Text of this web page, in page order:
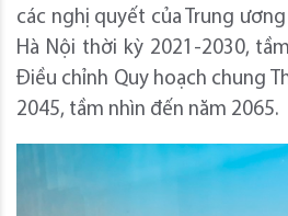
các nghị quyết của Trung
Hà Nội thời kỳ 2021-2030,
Điều chỉnh Quy hoạch chung
2045, tầm nhìn đến năm 2065.